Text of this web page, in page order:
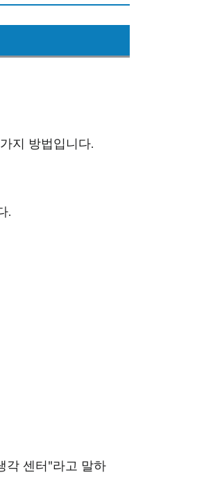
지 방법입니다.
.
각 센터"라고 말하